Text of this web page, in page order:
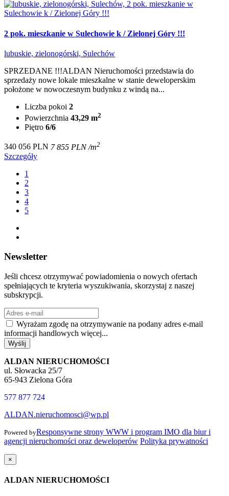
2 pok. mieszkanie w Sulechowie k / Zielonej Góry !!!
lubuskie, zielonogórski, Sulechów
SPRZEDANE !!!ALDAN Nieruchomości przedstawia do
sprzedaży nowe lokale mieszkalne w stanie deweloperskim
położone w nowoczesnym budynku z windą na...
Liczba pokoi 2
Powierzchnia 43,29 m2
Piętro 6/6
340 056 PLN 7 855 PLN /m2
Szczegóły
1
2
3
4
5
Newsletter
Jeśli chcesz otrzymywać powiadomienia o nowych ofertach
spełniających te kryteria wyszukiwania, skorzystaj z naszej
subskrypcji.
Wyrażam zgodę na otrzymywanie na podany adres e-mail
informacji handlowych więcej...
Wyślij
ALDAN NIERUCHOMOŚCI
ul. Słowacka 25/7
65-943 Zielona Góra
577 877 724
ALDAN.nieruchomosci@wp.pl
Powered byResponsywne strony WWW i program IMO dla biur i
agencji nieruchomości oraz deweloperów Polityka prywatności
×
ALDAN NIERUCHOMOŚCI